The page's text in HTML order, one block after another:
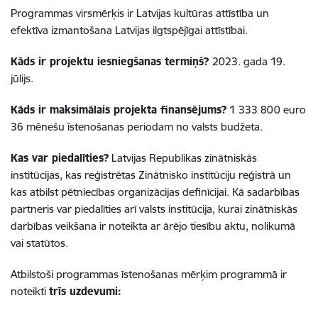
Programmas virsmērķis ir Latvijas kultūras attīstība un
efektīva izmantošana Latvijas ilgtspējīgai attīstībai.
Kāds ir projektu iesniegšanas termiņš? 2023. gada 19.
jūlijs.
Kāds ir maksimālais projekta finansējums? 1 333 800 euro
36 mēnešu īstenošanas periodam no valsts budžeta.
Kas var piedalīties? Latvijas Republikas zinātniskās
institūcijas, kas reģistrētas Zinātnisko institūciju reģistrā un
kas atbilst pētniecības organizācijas definīcijai. Kā sadarbības
partneris var piedalīties arī valsts institūcija, kurai zinātniskās
darbības veikšana ir noteikta ar ārējo tiesību aktu, nolikumā
vai statūtos.
Atbilstoši programmas īstenošanas mērķim programmā ir
noteikti trīs uzdevumi: